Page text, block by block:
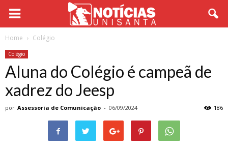
Home Colégio
Colégio
Aluna do Colégio é campeã de
xadrez do Jeesp
por Assessoria de Comunicação - 06/09/2024 186